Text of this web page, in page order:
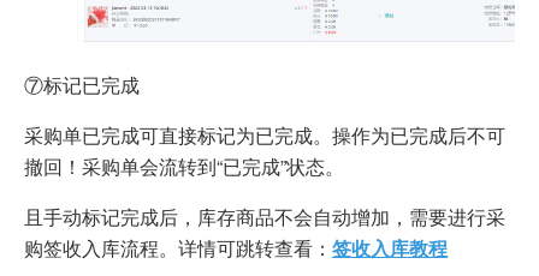
⑦标记已完成
采购单已完成可直接标记为已完成。操作为已完成后不可
撤回！采购单会流转到“已完成”状态。
且手动标记完成后，库存商品不会自动增加，需要进行采
购签收入库流程。详情可跳转查看： 签收入库教程